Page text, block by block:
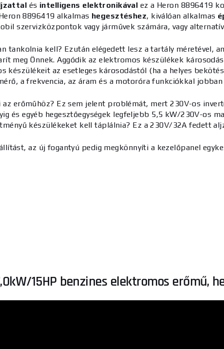
és intelligens elektronikával ez a Heron 8896419
8896419 alkalmas hegesztéshez, kiválóan alkalmas
szervizközpontok vagy járművek számára, vagy
tankolnia kell? Ezután elégedett lesz atartály méretével,
meg Önnek. Aggódik az elektromos készülékek
készülékeit az esetleges károsodástól (ha a helyes
a frekvencia, az áram és a motoróra funkciókkal
erőműhöz? Ez sem jelent problémát, mert 230V-os
és egyéb hegesztőegységek legfeljebb 5,5 kW/230V-os
készülékeket kell táplálnia? Ez a 230V/32A fedett
az új fogantyú pedig megkönnyíti a kezelőpanel
15HP benzines elektromos erőmű,